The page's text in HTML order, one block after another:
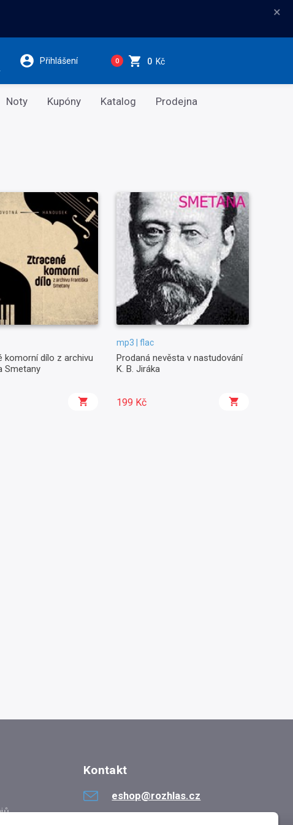
×
Přihlášení 0 0 Kč
Noty Kupóny Katalog Prodejna
komorní dílo z archivu
Smetany
mp3 | flac
Prodaná nevěsta v nastudování
K. B. Jiráka
199 Kč
Kontakt
eshop@rozhlas.cz